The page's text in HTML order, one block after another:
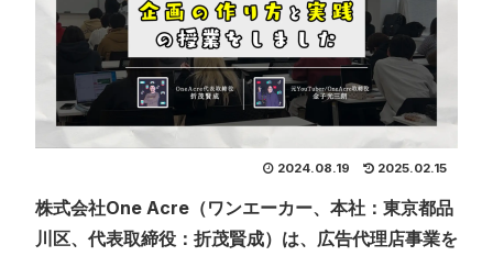
2024.08.19 2025.02.15
株式会社One Acre（ワンエーカー、本社：東京都品
川区、代表取締役：折茂賢成）は、広告代理店事業を